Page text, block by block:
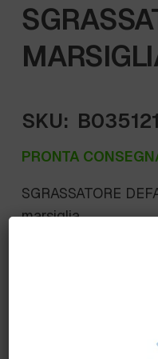
SKU:
PRONTA
SGRASSATORE
marsiglia